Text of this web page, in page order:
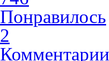
Понравилось
2
Комментарии